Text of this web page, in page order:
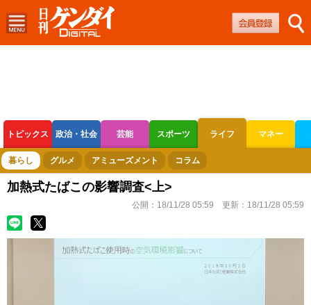
トピックス 政治・社会 芸能 スポーツ ライフ マネー
ボートレース 競輪 オートレース
暮らし グルメ アミューズメント コラム
加熱式たばこの影響調査<上>
公開： 18/11/28 05:59 更新： 18/11/28 05:59